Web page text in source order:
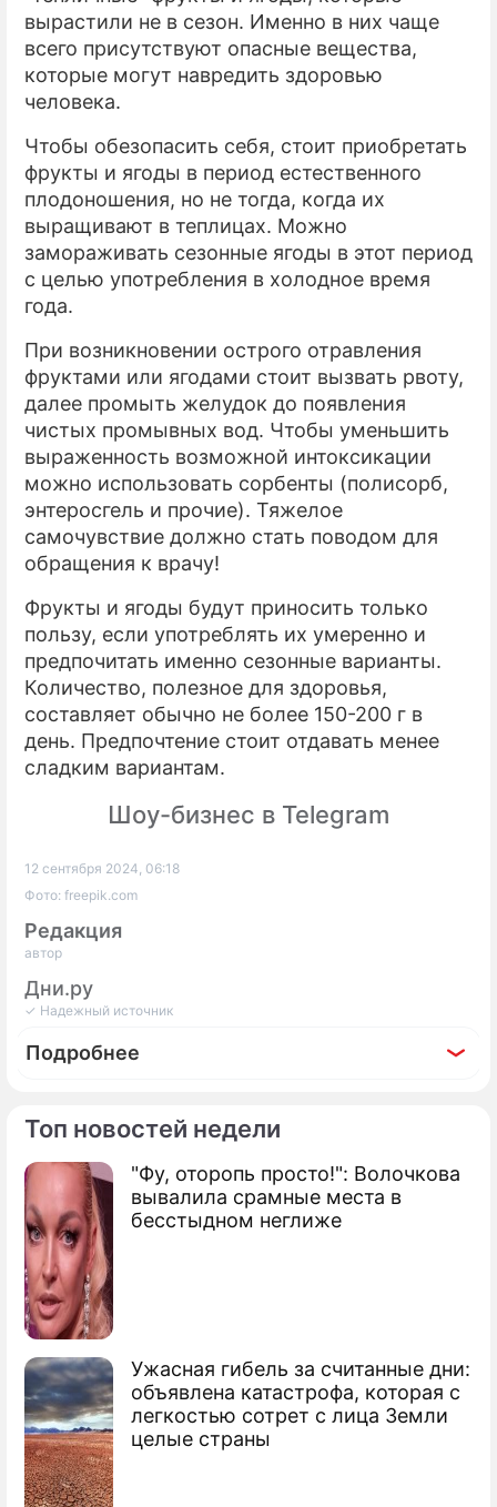
Топ новостей недели
"Фу, оторопь просто!": Волочкова
вывалила срамные места в
бесстыдном неглиже
Ужасная гибель за считанные дни:
объявлена катастрофа, которая с
легкостью сотрет с лица Земли
целые страны
вырастили не в сезон. Именно в них чаще
всего присутствуют опасные вещества,
которые могут навредить здоровью
человека.
Чтобы обезопасить себя, стоит приобретать
фрукты и ягоды в период естественного
плодоношения, но не тогда, когда их
выращивают в теплицах. Можно
замораживать сезонные ягоды в этот период
с целью употребления в холодное время
года.
При возникновении острого отравления
фруктами или ягодами стоит вызвать рвоту,
далее промыть желудок до появления
чистых промывных вод. Чтобы уменьшить
выраженность возможной интоксикации
можно использовать сорбенты (полисорб,
энтеросгель и прочие). Тяжелое
самочувствие должно стать поводом для
обращения к врачу!
Фрукты и ягоды будут приносить только
пользу, если употреблять их умеренно и
предпочитать именно сезонные варианты.
Количество, полезное для здоровья,
составляет обычно не более 150-200 г в
день. Предпочтение стоит отдавать менее
сладким вариантам.
Шоу-бизнес в Telegram
12 сентября 2024, 06:18
Фото: freepik.com
Редакция
автор
Дни.ру
✓ Надежный источник
Подробнее
Фоторепортаж
Станет легче: как правильно очистить
организм и не навредить себе